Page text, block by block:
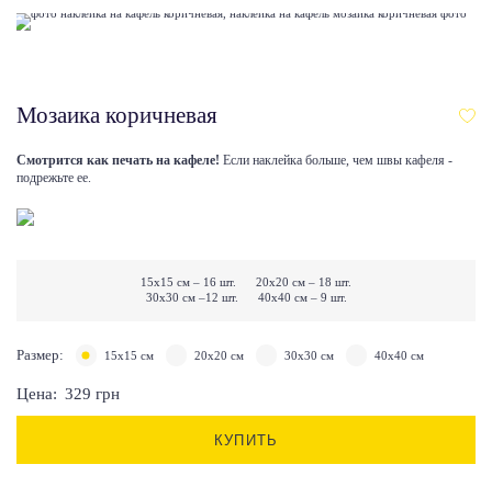
Мозаика коричневая
Смотрится как печать на кафеле! Если наклейка больше, чем швы кафеля -
подрежьте ее.
15х15 см – 16 шт. 20х20 см – 18 шт.
30х30 см –12 шт. 40х40 см – 9 шт.
Размер: 15х15 см 20х20 см 30x30 см 40х40 см
Цена: 329 грн
КУПИТЬ